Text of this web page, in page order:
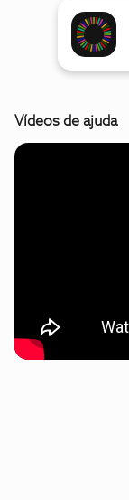
Vídeos de ajuda